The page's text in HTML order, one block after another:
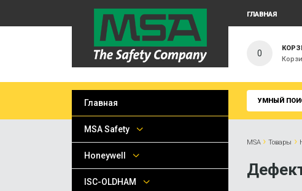
ГЛАВНАЯ
0
УМНЫЙ
MSA › Товары ›
Главная
MSA Safety
Honeywell
ISC-OLDHAM